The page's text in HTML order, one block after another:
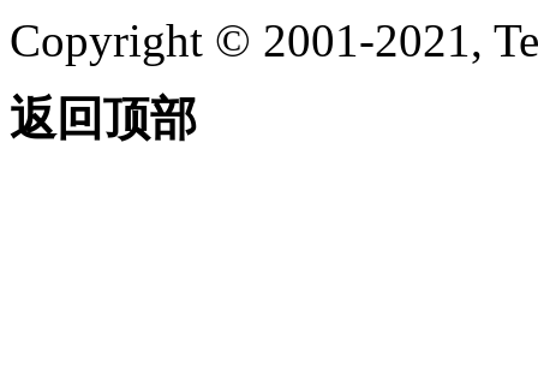
Copyright © 2001-2021,
返回顶部